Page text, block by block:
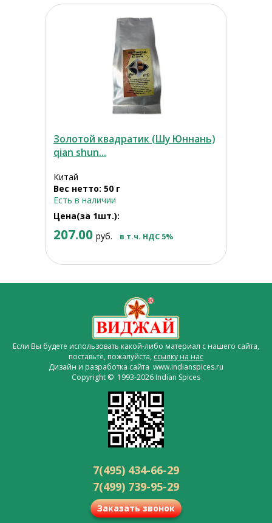
Золотой квадратик (Шу Юннань)
qian shun...
Китай
Вес нетто: 50 г
Есть в наличии
Цена(за 1шт.):
207.00 руб. в т.ч. НДС 5%
Если Вы будете использовать какой-либо материал с нашего сайта,
поставьте, пожалуйста, ссылку на нас
Дизайн и разработка сайта www.indianspices.ru
Copyright © 1993-2026 Indian Spices
7(495) 434-66-29
7(499) 739-95-29
Заказать звонок